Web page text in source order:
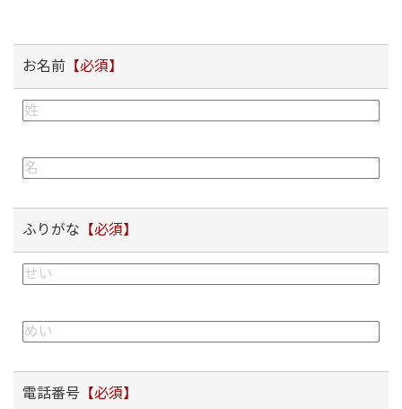
お名前 【必須】
ふりがな 【必須】
電話番号 【必須】